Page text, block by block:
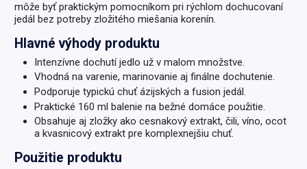
môže byť praktickým pomocníkom pri rýchlom dochucovaní
jedál bez potreby zložitého miešania korenín.
Hlavné výhody produktu
Intenzívne dochutí jedlo už v malom množstve.
Vhodná na varenie, marinovanie aj finálne dochutenie.
Podporuje typickú chuť ázijských a fusion jedál.
Praktické 160 ml balenie na bežné domáce použitie.
Obsahuje aj zložky ako cesnakový extrakt, čili, víno, ocot
a kvasnicový extrakt pre komplexnejšiu chuť.
Použitie produktu